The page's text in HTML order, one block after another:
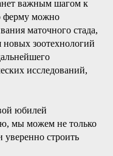
важным шагом к
ферму можно
маточного стада,
новых зоотехнологий
исследований,
юбилей
мы можем не только
уверенно строить